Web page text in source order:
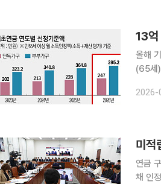
13
올해
(65세)
는 올
2026-
미적
연금
채 인